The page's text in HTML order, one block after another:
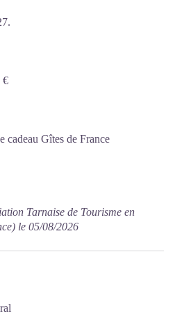
€
cadeau Gîtes de France
Tarnaise de Tourisme en
le 05/08/2026